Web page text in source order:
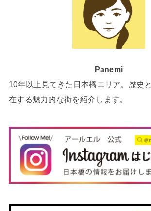
Panemi
10年以上見てきた日本橋エリア。歴史
在する魅力的な街を紹介します。